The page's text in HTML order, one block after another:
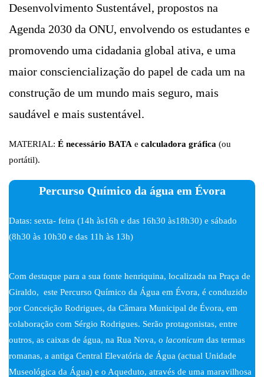
Desenvolvimento Sustentável, propostos na
Agenda 2030 da ONU, envolvendo os estudantes e
promovendo uma cidadania global ativa, e uma
maior consciencialização do papel de cada um na
construção de um mundo mais seguro, mais
saudável e mais sustentável.
MATERIAL: É necessário BATA e calculadora gráfica (ou
portátil).
Percurso Químico da água em Évora
Datas: sexta- feira (14h às16h e das 16h30 às18h30) e sábado
(8h30 às 10h30 e das 11h às 13h)
Com destaque para a sua fonte henriquina, localizada na Praça de
Giraldo, este Percurso Químico da Água em Évora, é conduzido
por Conceição Rodrigues, da Câmara Municipal de Évora, em
colaboração com Sérgio Rodrigues. Serão protagonistas, entre
outros, as caixas de água, na Rua Nova, o laconicum das termas
romanas, a antiga Central Elevatória de Água (actual Unidade
Museológica da Água) e o Aqueduto, através de uma maravilhosa